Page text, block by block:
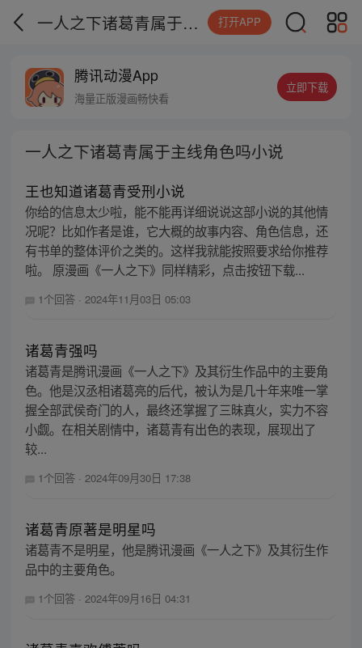
一人之下诸葛青属于主线角色吗小说 打开APP
腾讯动漫App
海量正版漫画畅快看
立即下载
一人之下诸葛青属于主线角色吗小说
王也知道诸葛青受刑小说
你给的信息太少啦，能不能再详细说说这部小说的其他情
况呢？比如作者是谁，它大概的故事内容、角色信息，还
有书单的整体评价之类的。这样我就能按照要求给你推荐
啦。 原漫画《一人之下》同样精彩，点击按钮下载...
1个回答 · 2024年11月03日 05:03
诸葛青强吗
诸葛青是腾讯漫画《一人之下》及其衍生作品中的主要角
色。他是汉丞相诸葛亮的后代，被认为是几十年来唯一掌
握全部武侯奇门的人，最终还掌握了三昧真火，实力不容
小觑。在相关剧情中，诸葛青有出色的表现，展现出了
较...
1个回答 · 2024年09月30日 17:38
诸葛青原著是明星吗
诸葛青不是明星，他是腾讯漫画《一人之下》及其衍生作
品中的主要角色。
1个回答 · 2024年09月16日 04:31